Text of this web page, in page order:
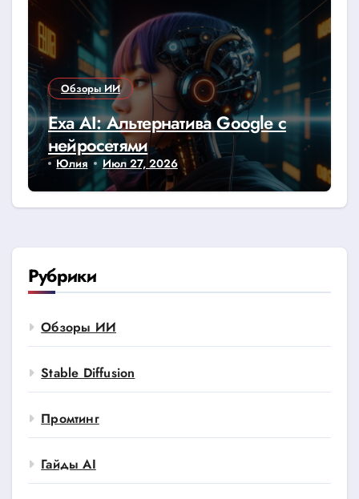
Обзоры ИИ
Exa AI: Альтернатива Google с
нейросетями
Юлия Июл 27, 2026
Рубрики
Обзоры ИИ
Stable Diffusion
Промтинг
Гайды AI